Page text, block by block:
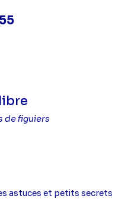
de figuiers
astuces et petits secrets